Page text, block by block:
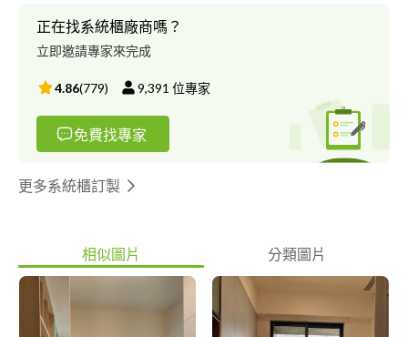
正在找系統櫃廠商嗎？
立即邀請專家來完成
4.86(779) 9,391 位專家
免費找專家
更多系統櫃訂製
相似圖片 分類圖片